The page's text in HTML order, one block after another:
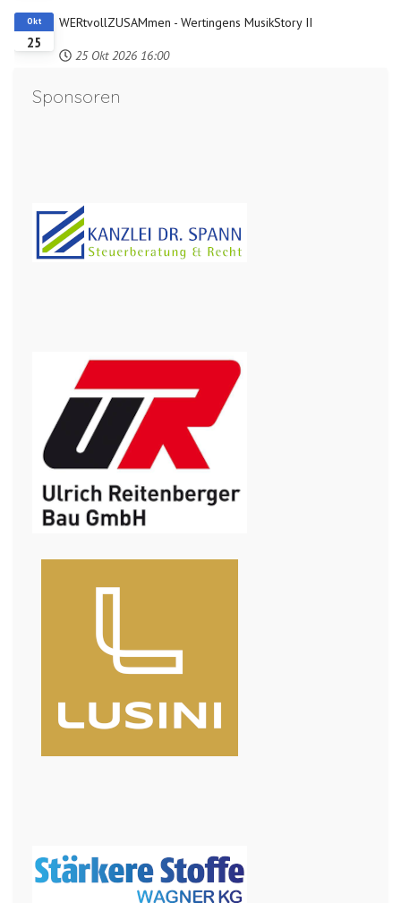
25
Okt WERtvollZUSAMmen - Wertingens MusikStory II
25 Okt 2026 16:00
Sponsoren